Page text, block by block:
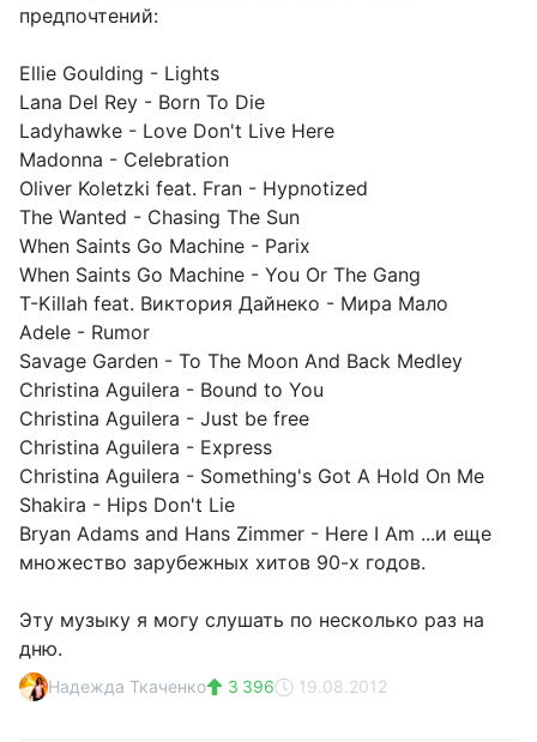
предпочтений:
Ellie Goulding - Lights
Lana Del Rey - Born To Die
Ladyhawke - Love Don't Live Here
Madonna - Celebration
Oliver Koletzki feat. Fran - Hypnotized
The Wanted - Chasing The Sun
When Saints Go Machine - Parix
When Saints Go Machine - You Or The Gang
T-Killah feat. Виктория Дайнеко - Мира Мало
Adele - Rumor
Savage Garden - To The Moon And Back Medley
Christina Aguilera - Bound to You
Christina Aguilera - Just be free
Christina Aguilera - Express
Christina Aguilera - Something's Got A Hold On Me
Shakira - Hips Don't Lie
Bryan Adams and Hans Zimmer - Here I Am ...и еще
множество зарубежных хитов 90-х годов.
Эту музыку я могу слушать по несколько раз на
дню.
Надежда Ткаченко 3 396 19.08.2012